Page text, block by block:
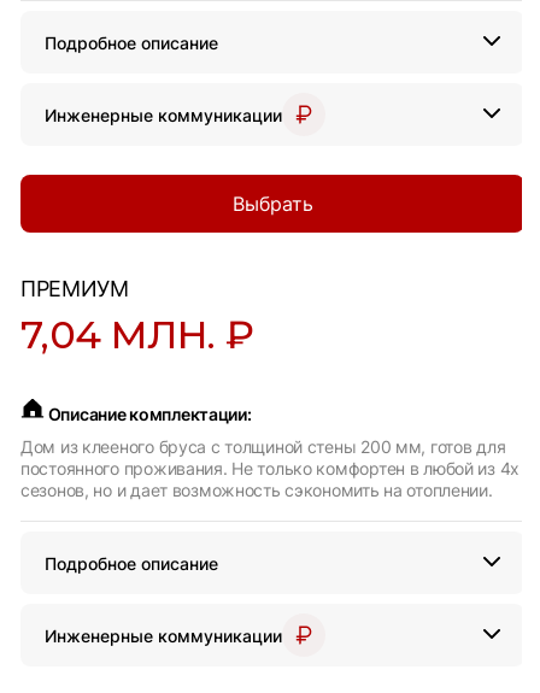
Подробное описание
Инженерные коммуникации
Выбрать
ПРЕМИУМ
7,04 МЛН. ₽
Описание комплектации:
Дом из клееного бруса с толщиной стены 200 мм, готов для
постоянного проживания. Не только комфортен в любой из 4х
сезонов, но и дает возможность сэкономить на отоплении.
Подробное описание
Инженерные коммуникации